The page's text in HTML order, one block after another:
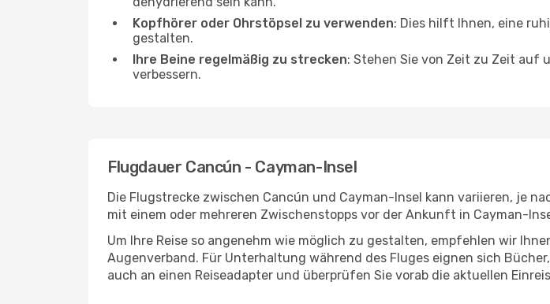
Kopfhörer oder Ohrstöpsel zu verwenden: Dies hilft Ihnen, eine
gestalten.
Ihre Beine regelmäßig zu strecken: Stehen Sie von Zeit zu Zeit auf
verbessern.
Flugdauer Cancún - Cayman-Insel
Die Flugstrecke zwischen Cancún und Cayman-Insel kann variieren, je
mit einem oder mehreren Zwischenstopps vor der Ankunft in Cayman-
Um Ihre Reise so angenehm wie möglich zu gestalten, empfehlen wir
Augenverband. Für Unterhaltung während des Fluges eignen sich
auch an einen Reiseadapter und überprüfen Sie vorab die aktuellen